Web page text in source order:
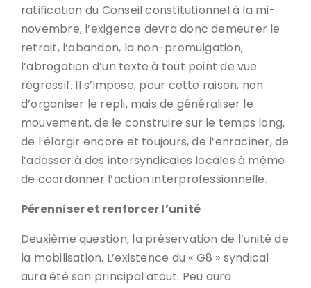
ratification du Conseil constitutionnel à la mi-
novembre, l’exigence devra donc demeurer le
retrait, l’abandon, la non-promulgation,
l’abrogation d’un texte à tout point de vue
régressif. Il s’impose, pour cette raison, non
d’organiser le repli, mais de généraliser le
mouvement, de le construire sur le temps long,
de l’élargir encore et toujours, de l’enraciner, de
l’adosser à des intersyndicales locales à même
de coordonner l’action interprofessionnelle.
Pérenniser et renforcer l’unité
Deuxième question, la préservation de l’unité de
la mobilisation. L’existence du « G8 » syndical
aura été son principal atout. Peu aura